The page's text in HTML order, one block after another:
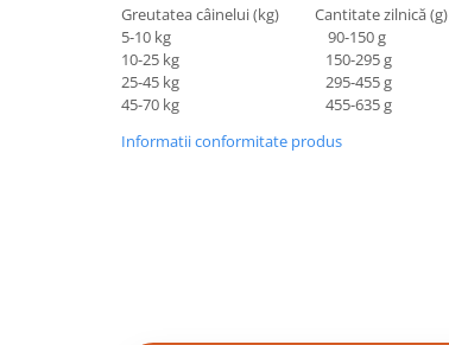
Greutatea câinelui (kg) Cantitate zilnică (g)
5-10 kg 90-150 g
10-25 kg 150-295 g
25-45 kg 295-455 g
45-70 kg 455-635 g
Informatii conformitate produs